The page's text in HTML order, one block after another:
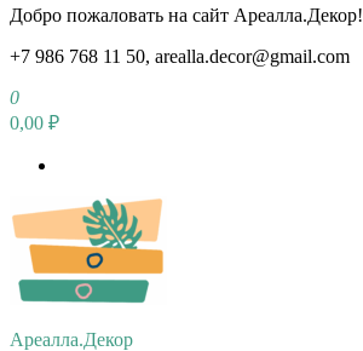
Добро пожаловать на сайт Ареалла.Декор!
+7 986 768 11 50, arealla.decor@gmail.com
0
0,00 ₽
Ареалла.Декор